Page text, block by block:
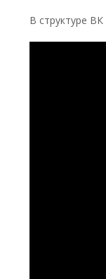
В структуре